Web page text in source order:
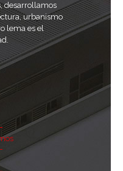
desarrollamos
urbanismo
lema es el